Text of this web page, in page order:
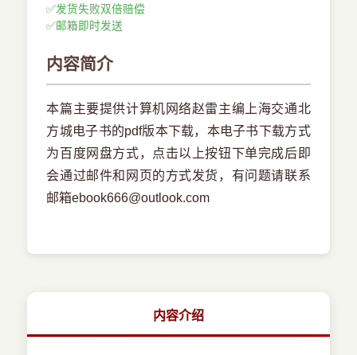
✅发货失败双倍赔偿
✅邮箱即时发送
内容简介
本篇主要提供计算机网络赵雷主编上海交通北
方城电子书的pdf版本下载，本电子书下载方式
为百度网盘方式，点击以上按钮下单完成后即
会通过邮件和网页的方式发货，有问题请联系
邮箱ebook666@outlook.com
内容介绍